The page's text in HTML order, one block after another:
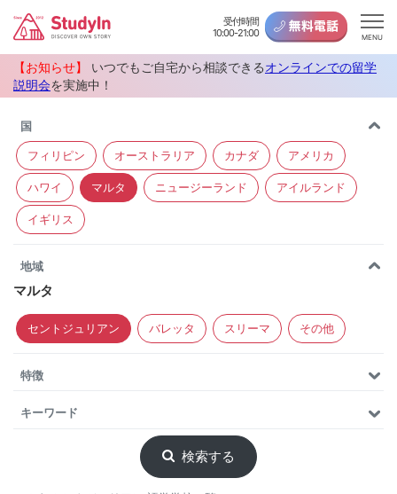
受付時間
10:00-21:00
MENU
【お知らせ】 いつでもご自宅から相談できるオンラインでの留学
説明会を実施中！
国
フィリピン オーストラリア カナダ アメリカ
ハワイ マルタ ニュージーランド アイルランド
イギリス
地域
マルタ
セントジュリアン バレッタ スリーマ その他
特徴
キーワード
検索する